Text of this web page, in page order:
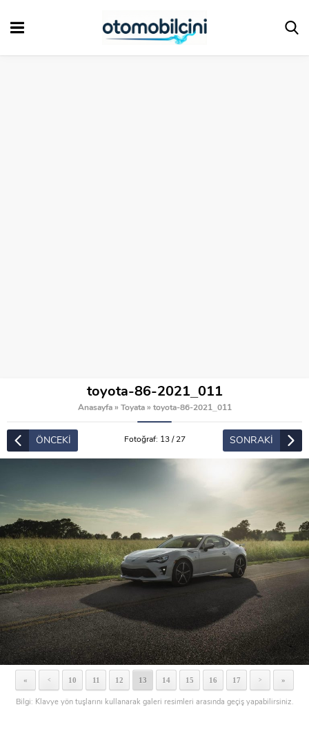
toyota-86-2021_011
Anasayfa » Toyata » toyota-86-2021_011
ÖNCEKİ Fotoğraf: 13 / 27 SONRAKİ
« < 10 11 12 13 14 15 16 17 > »
Bilgi: Klavye yön tuşlarını kullanarak galeri resimleri arasında geçiş yapabilirsiniz.